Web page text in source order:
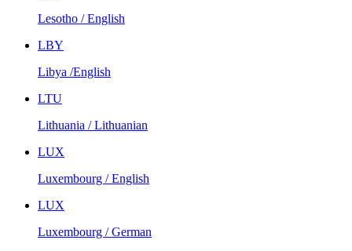
Lesotho / English
LBY
Libya /English
LTU
Lithuania / Lithuanian
LUX
Luxembourg / English
LUX
Luxembourg / German